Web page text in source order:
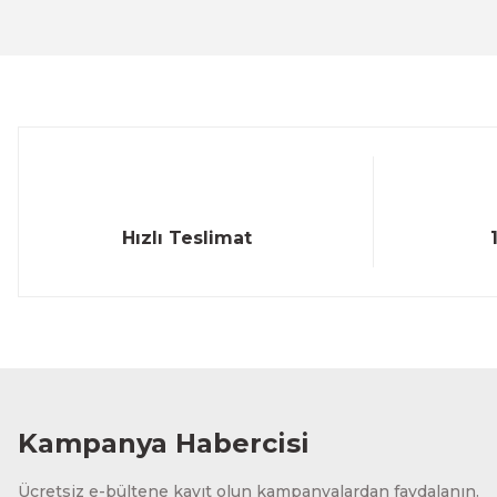
Hızlı Teslimat
Kampanya Habercisi
Ücretsiz e-bültene kayıt olun kampanyalardan faydalanın.